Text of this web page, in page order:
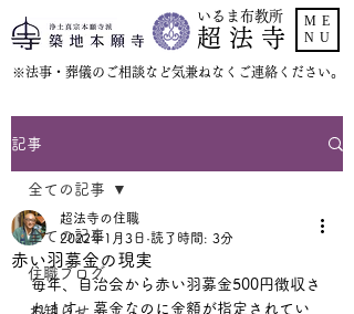
いるま布教所
超 法 寺
​※法事・葬儀のご相談など気兼ねなくご連絡ください。
ME
NU
記事
全ての記事
住職ブログ
お知らせ
全ての記事
赤い羽募金の現実
超法寺の住職
2022年1月3日 読了時間: 3分
毎年、自治会から赤い羽募金500円徴収さ
れます。募金なのに金額が指定されてい